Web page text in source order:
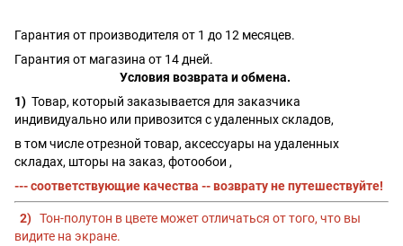
Гарантия от производителя от 1 до 12 месяцев.
Гарантия от магазина от 14 дней.
Условия возврата и обмена.
1) Товар, который заказывается для заказчика
индивидуально или привозится с удаленных складов,
в том числе отрезной товар, аксессуары на удаленных
складах, шторы на заказ, фотообои ,
--- соответствующие качества -- возврату не путешествуйте!
2) Тон-полутон в цвете может отличаться от того, что вы
видите на экране.